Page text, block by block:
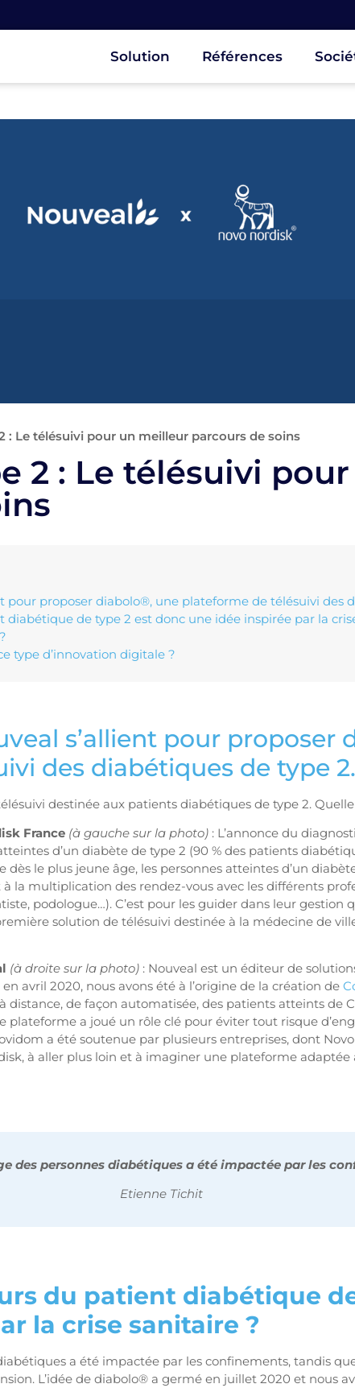
Solution Références
: Le télésuivi pour un meilleur parcours de soins
2 : Le télésuivi
pour proposer diabolo®, une plateforme de télésuivi des
de type 2 est donc une idée inspirée par la
type d’innovation digitale ?
s’allient pour proposer
des diabétiques de type 2.
destinée aux patients diabétiques de type 2.
France (à gauche sur la photo) : L’annonce du
d’un diabète de type 2 (90 % des patients
dès le plus jeune âge, les personnes atteintes d’un
la multiplication des rendez-vous avec les différents
podologue…). C’est pour les guider dans leur gestion
solution de télésuivi destinée à la médecine de
(à droite sur la photo) : Nouveal est un éditeur de
avril 2020, nous avons été à l’origine de la création de
de façon automatisée, des patients atteints de
plateforme a joué un rôle clé pour éviter tout risque
a été soutenue par plusieurs entreprises, dont
à aller plus loin et à imaginer une plateforme adaptée
des personnes diabétiques a été impactée par les
Etienne Tichit
du patient diabétique
la crise sanitaire ?
a été impactée par les confinements, tandis
L’idée de diabolo® a germé en juillet 2020 et nous